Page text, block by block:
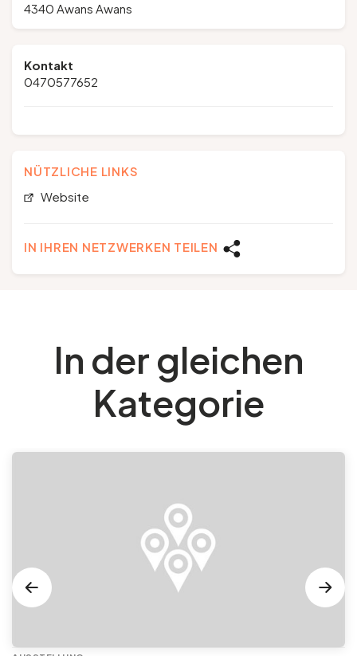
4340 Awans Awans
Kontakt
0470577652
NÜTZLICHE LINKS
Website
IN IHREN NETZWERKEN TEILEN
In der gleichen
Kategorie